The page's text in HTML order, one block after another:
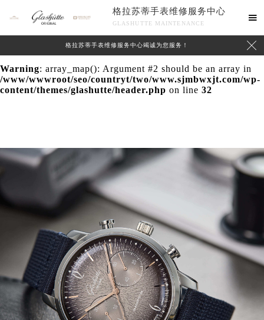
Warning: extract() expects parameter 1 to be array, null
given in
/www/wwwroot/seo/countryt/two/www.sjmbwxjt.com/wp-
content/themes/glashutte/header.phpon line
Warning: array_map(): Argument #2 should be an array in
/www/wwwroot/seo/countryt/two/www.sjmbwxjt.com/wp-
content/themes/glashutte/header.php on line 32
格拉苏蒂手表维修服务中心
GLASHUTTE MAINTENANCE

格拉苏蒂手表维修服务中心竭诚为您服务！ 